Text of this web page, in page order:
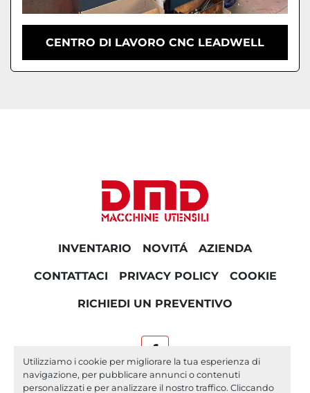
Utilizziamo i cookie per migliorare la tua esperienza di
navigazione, per pubblicare annunci o contenuti
personalizzati e per analizzare il nostro traffico. Cliccando
CENTRO DI LAVORO CNC LEADWELL
INVENTARIO NOVITÁ AZIENDA
CONTATTACI PRIVACY POLICY COOKIE
RICHIEDI UN PREVENTIVO
facebook
Machinio Systemsito web diMachinio